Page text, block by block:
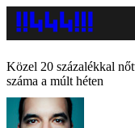
Közel 20 százalékkal
száma a múlt héten